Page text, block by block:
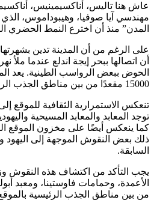
عاش هنا تاليس، أناكسيمينيس،
مهندسي آيا صوفيا، وهيبوداموس،
المدن” منذ أن اخترع النمط الحضري
على الرغم من أن المدينة تدين بشهرتها
أن اتصالها ببحر إيجة اندلع عندما
الحوض ببعض الرواسب الطينية. يعد
15000 مقعدًا من بين مناطق الجذب الرئيسية في الموقع.
تنعكس الاستمرارية الثقافية
توجد المعابد والمعابد المسيحية
كما ينعكس أيضًا على مخزون الموقع
ذلك بعض النقوش الموجهة إلى اليهود
السابقة.
يجب التأكد من اكتشاف هذه النقوش
الأعمدة، وحمامات فاوستينا، ومعبد
من بين مناطق الجذب الرئيسية